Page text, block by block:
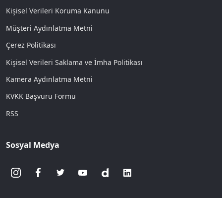
Kişisel Verileri Koruma Kanunu
Müşteri Aydınlatma Metni
Çerez Politikası
Kişisel Verileri Saklama ve İmha Politikası
Kamera Aydınlatma Metni
KVKK Başvuru Formu
RSS
Sosyal Medya